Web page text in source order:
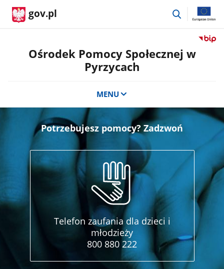
gov.pl
przejdź
Przejdź
Ośrodek Pomocy Społecznej w
Pyrzycach
MENU
Potrzebujesz pomocy? Zadzwoń
Telefon zaufania dla dzieci i
młodzieży
800 880 222